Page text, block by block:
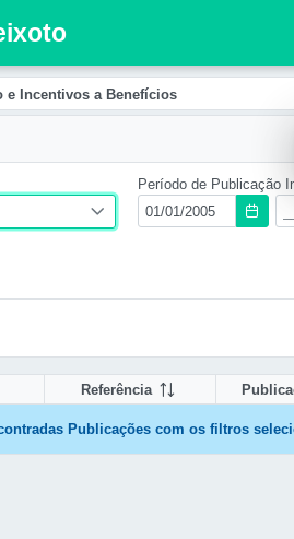
e Incentivos a Benefícios
Período de Publicação
Referência
Publicações com os filtros